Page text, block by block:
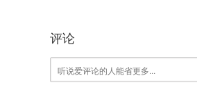
评论